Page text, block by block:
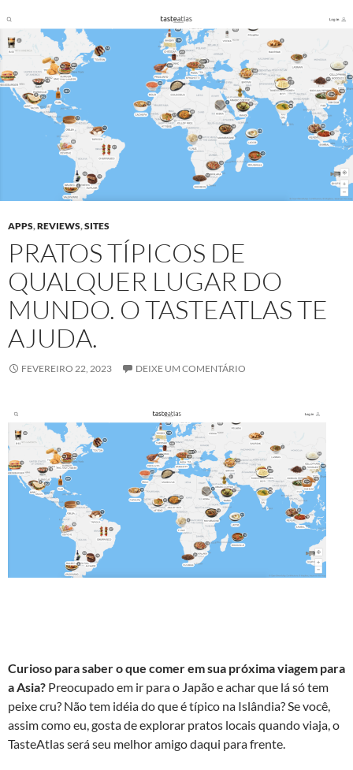
APPS,REVIEWS,SITES
PRATOS TÍPICOS DE
QUALQUER LUGAR DO
MUNDO. O TASTEATLAS TE
AJUDA.
FEVEREIRO 22, 2023 DEIXE UM COMENTÁRIO
Curioso para saber o que comer em sua próxima viagem para
a Asia? Preocupado em ir para o Japão e achar que lá só tem
peixe cru? Não tem idéia do que é típico na Islândia? Se você,
assim como eu, gosta de explorar pratos locais quando viaja, o
TasteAtlas será seu melhor amigo daqui para frente.